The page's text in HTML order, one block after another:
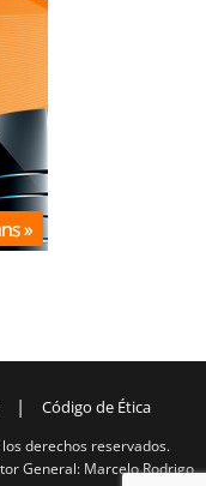
| Código de Ética
los derechos reservados.
General: Marcelo Rodrigo